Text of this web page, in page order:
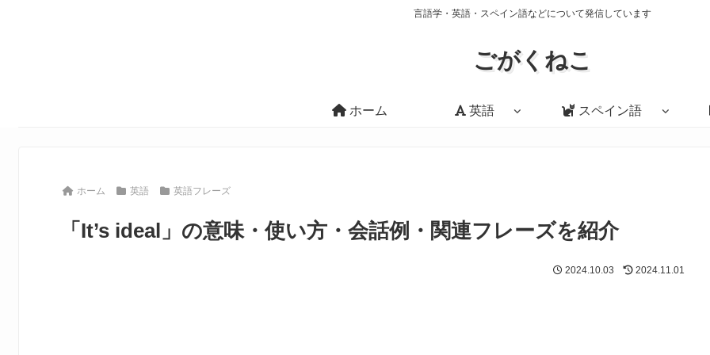
言語学・英語・スペイン語などについて発信しています
ごがくねこ
ホーム 英語 スペイン語
ホーム 英語 英語フレーズ
「It’s ideal」の意味・使い方・会話例・関連フレーズを紹介
2024.10.03 2024.11.01